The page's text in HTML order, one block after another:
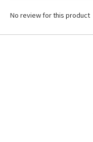
No review for this product